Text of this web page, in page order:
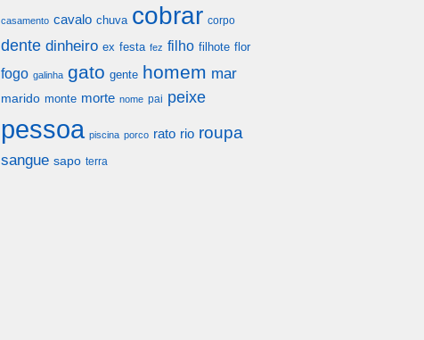
casamento cavalo chuva cobrar corpo
dente dinheiro ex festa fez filho filhote flor
fogo galinha gato gente homem mar
marido monte morte nome pai peixe
pessoa piscina porco rato rio roupa
sangue sapo terra